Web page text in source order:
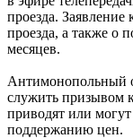
проезда.
проезда, а также о
месяцев.
Антимонопольный
служить призывом
приводят или
поддержанию цен.